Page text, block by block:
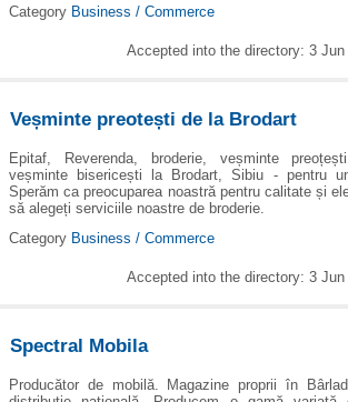
Category Business / Commerce
Accepted into the directory: 3
Veșminte preotești de la Brodart
Epitaf, Reverenda, broderie, veșminte
veșminte bisericești la Brodart, Sibiu - pentru
Sperăm ca preocuparea noastră pentru calitate și
să alegeți serviciile noastre de broderie.
Category Business / Commerce
Accepted into the directory: 3
Spectral Mobila
Producător de mobilă. Magazine proprii în